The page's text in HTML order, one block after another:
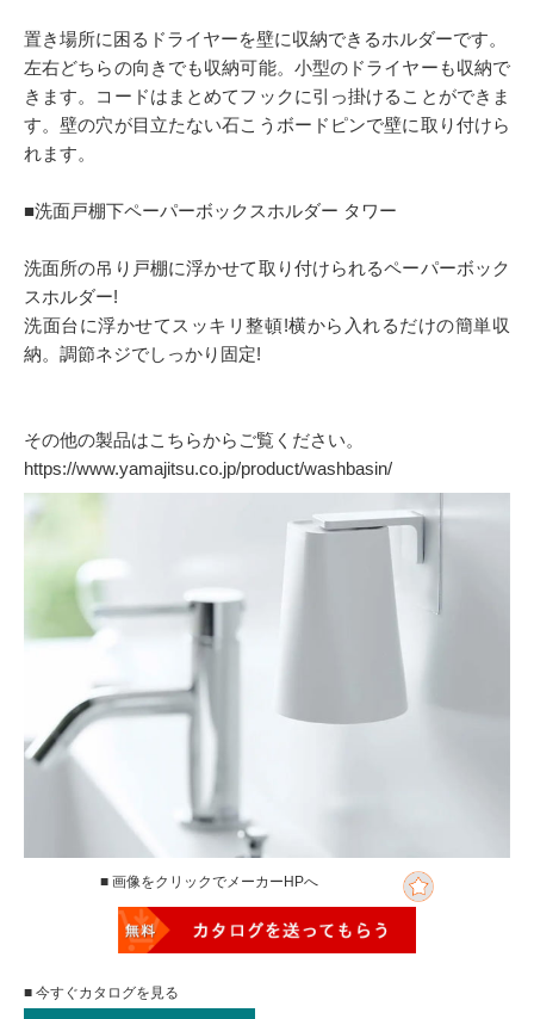
置き場所に困るドライヤーを壁に収納できるホルダーです。
左右どちらの向きでも収納可能。小型のドライヤーも収納で
きます。コードはまとめてフックに引っ掛けることができま
す。壁の穴が目立たない石こうボードピンで壁に取り付けら
れます。
■洗面戸棚下ペーパーボックスホルダー タワー
洗面所の吊り戸棚に浮かせて取り付けられるペーパーボック
スホルダー!
洗面台に浮かせてスッキリ整頓!横から入れるだけの簡単収
納。調節ネジでしっかり固定!
その他の製品はこちらからご覧ください。
https://www.yamajitsu.co.jp/product/washbasin/
■ 画像をクリックでメーカーHPへ
■ 今すぐカタログを見る